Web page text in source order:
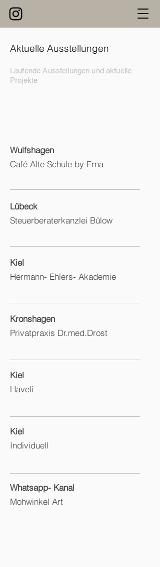
Aktuelle Ausstellungen
Laufende Ausstellungen und aktuelle
Projekte
Wulfshagen
Café Alte Schule by Erna
Lübeck
Steuerberaterkanzlei Bülow
Kiel
Hermann- Ehlers- Akademie
Kronshagen
Privatpraxis Dr.med.Drost
Kiel
Haveli
Kiel
Individuell
Whatsapp- Kanal
Mohwinkel Art